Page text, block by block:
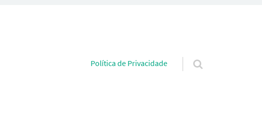
Pular para o conteúdo
Política de Privacidade